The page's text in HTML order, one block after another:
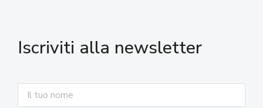
Iscriviti alla newsletter